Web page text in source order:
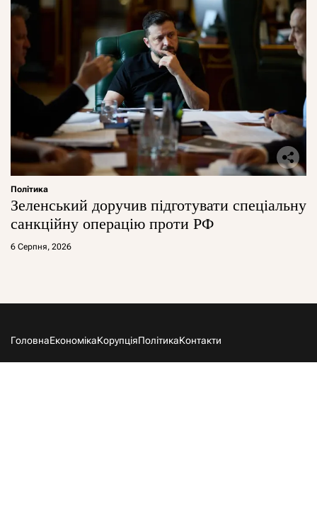
Політика
Зеленський доручив підготувати спеціальну
санкційну операцію проти РФ
6 Серпня, 2026
ГоловнаЕкономікаКорупціяПолітикаКонтакти